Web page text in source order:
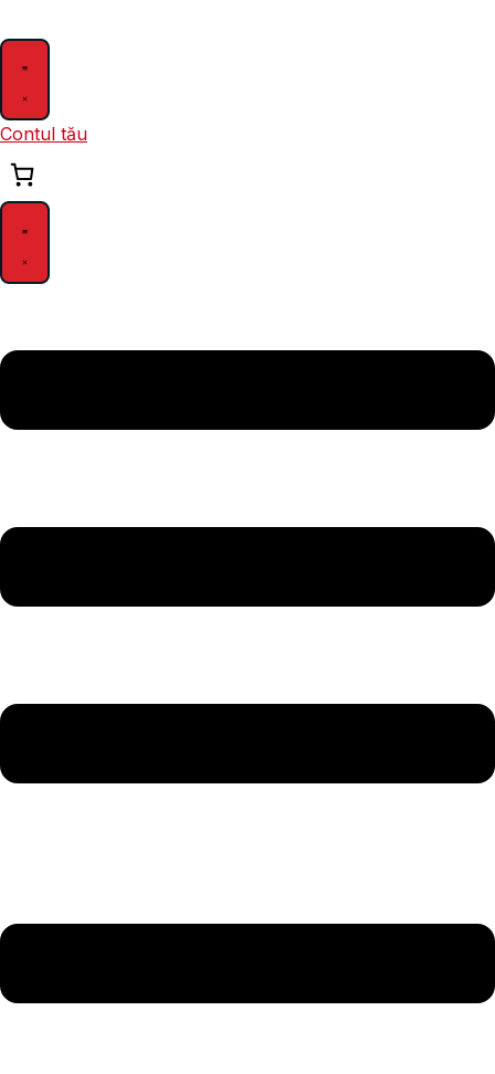
to
content
Contul tău